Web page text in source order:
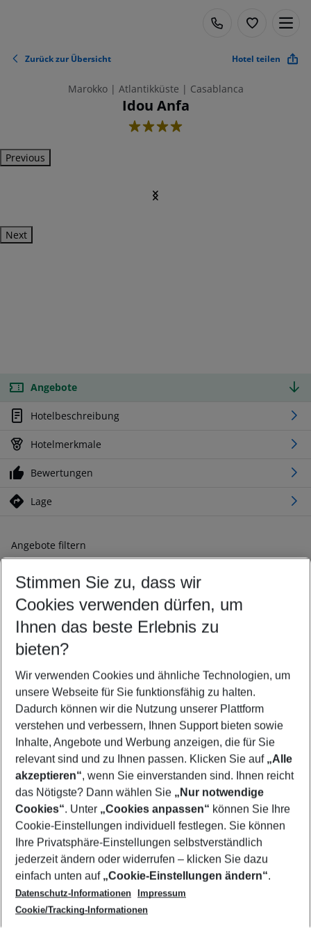
Zurück zur Übersicht Hotel teilen
Marokko | Atlantikküste | Casablanca
Idou Anfa
4
Previous
Next
Angebote
Hotelbeschreibung
Hotelmerkmale
Bewertungen
Lage
Angebote filtern
Ändern Sie Ihre Kriterien nach Ihren Wünschen
Abflughafen wählen
Beliebiger Abflughafen
Reisezeitraum wählen
10.08.26– 08.08.27 5-8 Nächte
2 Erwachsene Keine Kinder
Mehr Filter anzeigen
Footer
Footer navigation
Über uns
AGB
Cookie-Einstellungen ändern
Cookie-Richtlinie
Datenschutz
Service & Hilfe
Barrierefreies Reisen
Check-in
Folgen Sie uns
Stimmen Sie zu, dass wir
Cookies verwenden dürfen, um
Ihnen das beste Erlebnis zu
bieten?
Wir verwenden Cookies und ähnliche Technologien, um
unsere Webseite für Sie funktionsfähig zu halten.
Dadurch können wir die Nutzung unserer Plattform
verstehen und verbessern, Ihnen Support bieten sowie
Inhalte, Angebote und Werbung anzeigen, die für Sie
relevant sind und zu Ihnen passen. Klicken Sie auf „Alle
akzeptieren“, wenn Sie einverstanden sind. Ihnen reicht
das Nötigste? Dann wählen Sie „Nur notwendige
Cookies“. Unter „Cookies anpassen“ können Sie Ihre
Cookie-Einstellungen individuell festlegen. Sie können
Ihre Privatsphäre-Einstellungen selbstverständlich
jederzeit ändern oder widerrufen – klicken Sie dazu
einfach unten auf „Cookie-Einstellungen ändern“.
Datenschutz-Informationen
Impressum
Cookie/Tracking-Informationen